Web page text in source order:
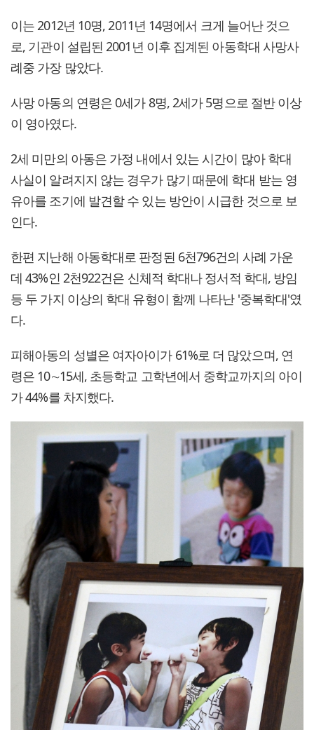
이는 2012년 10명, 2011년 14명에서 크게 늘어난 것으
로, 기관이 설립된 2001년 이후 집계된 아동학대 사망사
례중 가장 많았다.
사망 아동의 연령은 0세가 8명, 2세가 5명으로 절반 이상
이 영아였다.
2세 미만의 아동은 가정 내에서 있는 시간이 많아 학대
사실이 알려지지 않는 경우가 많기 때문에 학대 받는 영
유아를 조기에 발견할 수 있는 방안이 시급한 것으로 보
인다.
한편 지난해 아동학대로 판정된 6천796건의 사례 가운
데 43%인 2천922건은 신체적 학대나 정서적 학대, 방임
등 두 가지 이상의 학대 유형이 함께 나타난 '중복학대'였
다.
피해아동의 성별은 여자아이가 61%로 더 많았으며, 연
령은 10∼15세, 초등학교 고학년에서 중학교까지의 아이
가 44%를 차지했다.